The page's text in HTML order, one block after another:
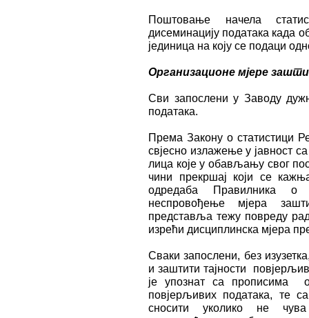
Поштовање начела
дисеминацију података када
јединица на коју се подаци
Организационе мјере
Сви запослени у Заводу
података.
Према Закону о статистици
свјесно излажење у јавност
лица које у обављању свог
чини прекршај који се
одредаба Правилника о
неспровођење мјера
представља тежу повреду
изрећи дисциплинска мјера
Сваки запослени, без
и заштити тајности
је упознат са прописима
повјерљивих података, те
сносити уколико не